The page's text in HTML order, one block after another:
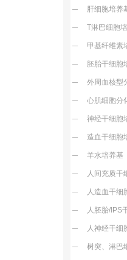
肝细胞培养
T淋巴细胞
甲基纤维素
胚胎干细胞
外周血核型
心肌细胞分
神经干细胞
造血干细胞
羊水培养基
人间充质干
人造血干细
人胚胎/IPS
人神经干细
树突、淋巴